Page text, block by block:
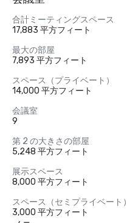
合計ミーティングスペース
17,883 平方フィート
最大の部屋
7,893 平方フィート
スペース（プライベート）
14,000 平方フィート
会議室
9
第 2 の大きさの部屋
5,248 平方フィート
展示スペース
8,000 平方フィート
スペース（セミプライベート）
3,000 平方フィート